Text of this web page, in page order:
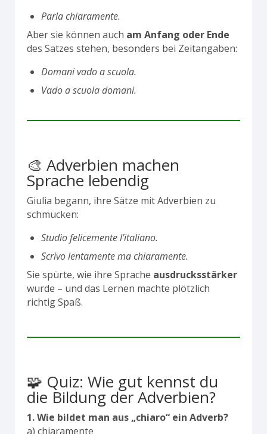
Parla chiaramente.
Aber sie können auch am Anfang oder Ende
des Satzes stehen, besonders bei Zeitangaben:
Domani vado a scuola.
Vado a scuola domani.
🎨 Adverbien machen
Sprache lebendig
Giulia begann, ihre Sätze mit Adverbien zu
schmücken:
Studio felicemente l’italiano.
Scrivo lentamente ma chiaramente.
Sie spürte, wie ihre Sprache ausdrucksstärker
wurde – und das Lernen machte plötzlich
richtig Spaß.
🧩 Quiz: Wie gut kennst du
die Bildung der Adverbien?
1. Wie bildet man aus „chiaro“ ein Adverb?
a) chiaramente